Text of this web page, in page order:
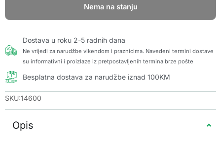
Nema na stanju
Dostava u roku 2-5 radnih dana
Ne vrijedi za narudžbe vikendom i praznicima. Navedeni termini dostave
su informativni i proizlaze iz pretpostavljenih termina brze pošte
Besplatna dostava za narudžbe iznad 100KM
SKU:14600
Opis